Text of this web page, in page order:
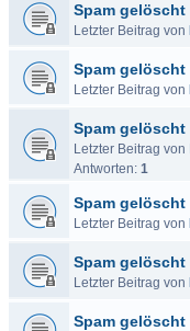
Spam gelöscht
Letzter Beitrag von
Spam gelöscht
Letzter Beitrag von
Spam gelöscht
Letzter Beitrag von
Antworten: 1
Spam gelöscht
Letzter Beitrag von
Spam gelöscht
Letzter Beitrag von
Spam gelöscht